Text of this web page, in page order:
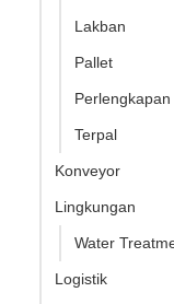
Lakban
Pallet
Terpal
Konveyor
Lingkungan
Water
Logistik